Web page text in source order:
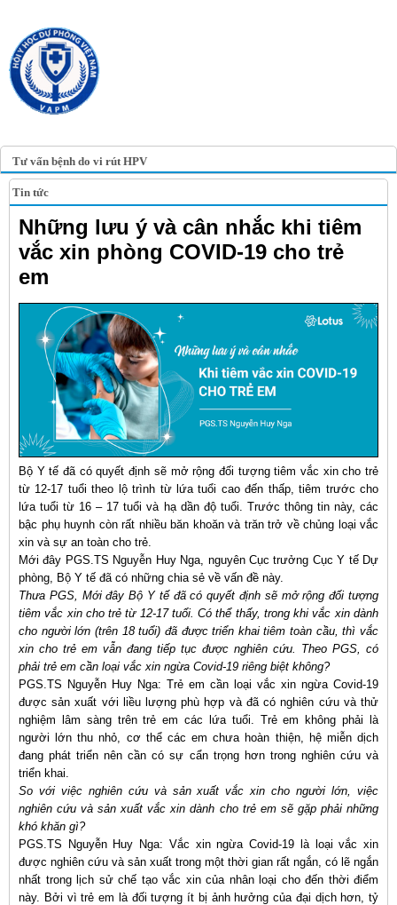
Tư vấn bệnh do vi rút HPV
Tin tức
Những lưu ý và cân nhắc khi tiêm
vắc xin phòng COVID-19 cho trẻ
em
Bộ Y tế đã có quyết định sẽ mở rộng đối tượng tiêm vắc xin cho trẻ
từ 12-17 tuổi theo lộ trình từ lứa tuổi cao đến thấp, tiêm trước cho
lứa tuổi từ 16 – 17 tuổi và hạ dần độ tuổi. Trước thông tin này, các
bậc phụ huynh còn rất nhiều băn khoăn và trăn trở về chủng loại vắc
xin và sự an toàn cho trẻ.
Mới đây PGS.TS Nguyễn Huy Nga, nguyên Cục trưởng Cục Y tế Dự
phòng, Bộ Y tế đã có những chia sẻ về vấn đề này.
Thưa PGS, Mới đây Bộ Y tế đã có quyết định sẽ mở rộng đối tượng
tiêm vắc xin cho trẻ từ 12-17 tuổi. Có thể thấy, trong khi vắc xin dành
cho người lớn (trên 18 tuổi) đã được triển khai tiêm toàn cầu, thì vắc
xin cho trẻ em vẫn đang tiếp tục được nghiên cứu. Theo PGS, có
phải trẻ em cần loại vắc xin ngừa Covid-19 riêng biệt không?
PGS.TS Nguyễn Huy Nga: Trẻ em cần loại vắc xin ngừa Covid-19
được sản xuất với liều lượng phù hợp và đã có nghiên cứu và thử
nghiệm lâm sàng trên trẻ em các lứa tuổi. Trẻ em không phải là
người lớn thu nhỏ, cơ thể các em chưa hoàn thiện, hệ miễn dịch
đang phát triển nên cần có sự cẩn trọng hơn trong nghiên cứu và
triển khai.
So với việc nghiên cứu và sản xuất vắc xin cho người lớn, việc
nghiên cứu và sản xuất vắc xin dành cho trẻ em sẽ gặp phải những
khó khăn gì?
PGS.TS Nguyễn Huy Nga: Vắc xin ngừa Covid-19 là loại vắc xin
được nghiên cứu và sản xuất trong một thời gian rất ngắn, có lẽ ngắn
nhất trong lịch sử chế tạo vắc xin của nhân loại cho đến thời điểm
này. Bởi vì trẻ em là đối tượng ít bị ảnh hưởng của đại dịch hơn, tỷ